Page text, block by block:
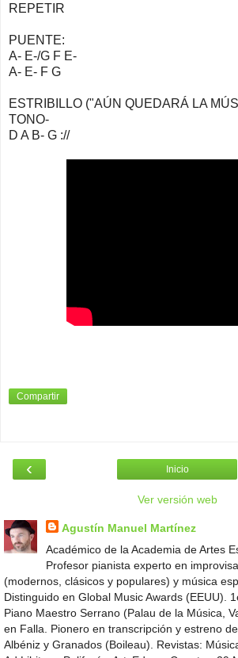
REPETIR
PUENTE:
A- E-/G F E-
A- E- F G
ESTRIBILLO ("AÚN QUEDARÁ LA
TONO-
D A B- G ://
Compartir
‹ Inicio
Ver versión web
Agustín Manuel Martínez
Académico de la Academia de Artes
Profesor pianista experto en
(modernos, clásicos y populares) y música
Distinguido en Global Music Awards (EEUU).
Piano Maestro Serrano (Palau de la Música,
en Falla. Pionero en transcripción y estreno
Albéniz y Granados (Boileau). Revistas: